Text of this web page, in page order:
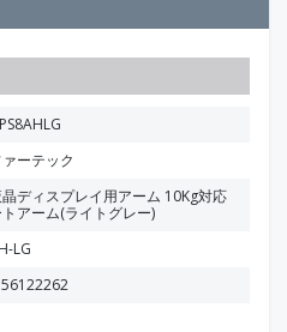
ーテック
ディスプレイ用アーム 10Kg対応
アーム(ライトグレー)
LG